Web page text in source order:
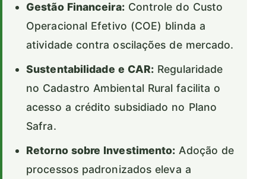
Gestão Financeira:Controle do Custo
Operacional Efetivo (COE) blinda a
atividade contra oscilações de mercado.
Sustentabilidade e CAR: Regularidade
no Cadastro Ambiental Rural facilita o
acesso a crédito subsidiado no Plano
Safra.
Retorno sobre Investimento: Adoção de
processos padronizados eleva a